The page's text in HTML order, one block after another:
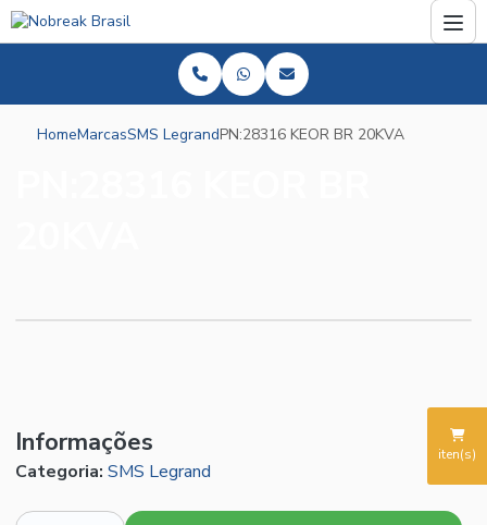
iten(s)
HomeMarcasSMS LegrandPN:28316 KEOR BR 20KVA
Informações
Categoria: SMS Legrand